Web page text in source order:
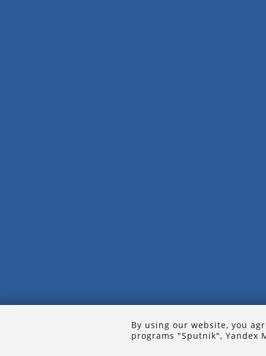
By using our website, you
programs "Sputnik",